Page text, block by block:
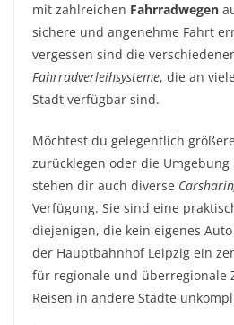
mit zahlreichen Fahrradwegen
sichere und angenehme Fahrt
vergessen sind die
Fahrradverleihsysteme, die an
Stadt verfügbar sind.
Möchtest du gelegentlich
zurücklegen oder die
stehen dir auch diverse
Verfügung. Sie sind eine
diejenigen, die kein eigenes
der Hauptbahnhof Leipzig ein
für regionale und überregionale
Reisen in andere Städte